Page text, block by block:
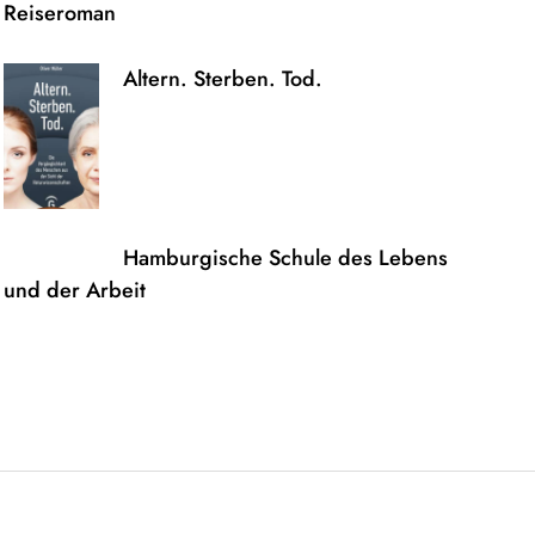
Altern. Sterben. Tod.
Hamburgische Schule des Lebens
und der Arbeit